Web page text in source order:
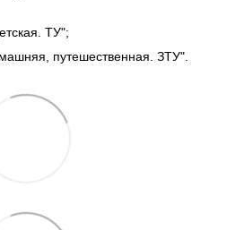
ТУ";
путешественная. ЗТУ".